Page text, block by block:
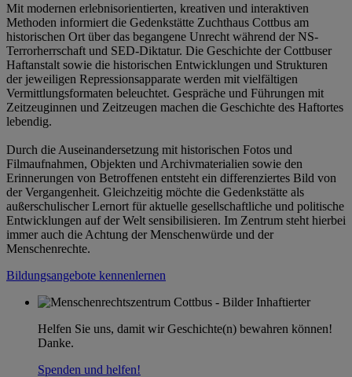
Mit modernen erlebnisorientierten, kreativen und interaktiven
Methoden informiert die Gedenkstätte Zuchthaus Cottbus am
historischen Ort über das begangene Unrecht während der NS-
Terrorherrschaft und SED-Diktatur. Die Geschichte der Cottbuser
Haftanstalt sowie die historischen Entwicklungen und Strukturen
der jeweiligen Repressionsapparate werden mit vielfältigen
Vermittlungsformaten beleuchtet. Gespräche und Führungen mit
Zeitzeuginnen und Zeitzeugen machen die Geschichte des Haftortes
lebendig.
Durch die Auseinandersetzung mit historischen Fotos und
Filmaufnahmen, Objekten und Archivmaterialien sowie den
Erinnerungen von Betroffenen entsteht ein differenziertes Bild von
der Vergangenheit. Gleichzeitig möchte die Gedenkstätte als
außerschulischer Lernort für aktuelle gesellschaftliche und politische
Entwicklungen auf der Welt sensibilisieren. Im Zentrum steht hierbei
immer auch die Achtung der Menschenwürde und der
Menschenrechte.
Bildungsangebote kennenlernen
Helfen Sie uns, damit wir Geschichte(n) bewahren können!
Danke.
Spenden und helfen!